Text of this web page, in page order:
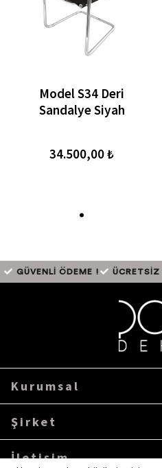
Model S34 Deri
Sandalye Siyah
34.500,00 ₺
.
GÜVENLİ ÖDEME !
Kurumsal
Şirket
İletişim